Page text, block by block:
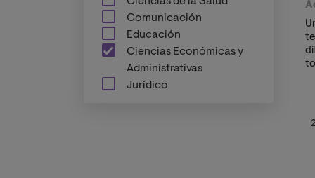
Comunicación
Educación
Ciencias Económicas y
Administrativas
Jurídico